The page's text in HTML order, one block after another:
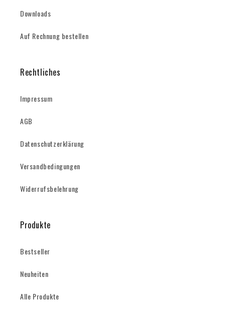
Downloads
Auf Rechnung bestellen
Rechtliches
Impressum
AGB
Datenschutzerklärung
Versandbedingungen
Widerrufsbelehrung
Produkte
Bestseller
Neuheiten
Alle Produkte